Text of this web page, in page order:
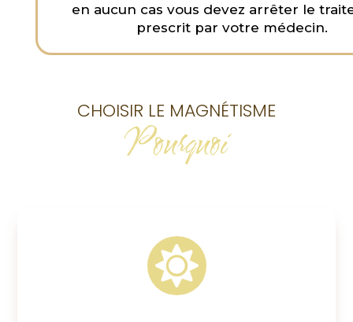
en aucun cas vous devez arrêter le
prescrit par votre médecin.
CHOISIR LE MAGNÉTISME
Pourquoi
